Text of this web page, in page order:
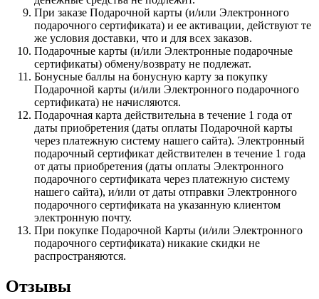
При заказе Подарочной карты (и/или Электронного
подарочного сертификата) и ее активации, действуют те
же условия доставки, что и для всех заказов.
Подарочные карты (и/или Электронные подарочные
сертификаты) обмену/возврату не подлежат.
Бонусные баллы на бонусную карту за покупку
Подарочной карты (и/или Электронного подарочного
сертификата) не начисляются.
Подарочная карта действительна в течение 1 года от
даты приобретения (даты оплаты Подарочной карты
через платежную систему нашего сайта). Электронный
подарочный сертификат действителен в течение 1 года
от даты приобретения (даты оплаты Электронного
подарочного сертификата через платежную систему
нашего сайта), и/или от даты отправки Электронного
подарочного сертификата на указанную клиентом
электронную почту.
При покупке Подарочной Карты (и/или Электронного
подарочного сертификата) никакие скидки не
распространяются.
Отзывы